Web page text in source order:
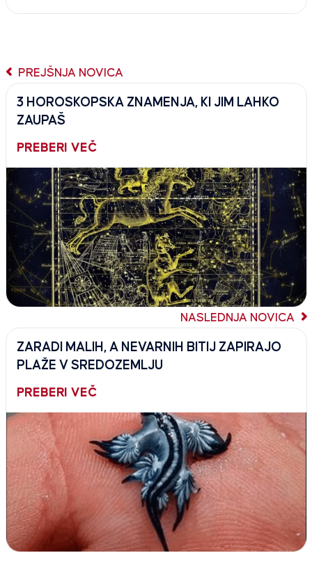
PREJŠNJA NOVICA
3 HOROSKOPSKA ZNAMENJA, KI JIM LAHKO
ZAUPAŠ
PREBERI VEČ
NASLEDNJA NOVICA
ZARADI MALIH, A NEVARNIH BITIJ ZAPIRAJO
PLAŽE V SREDOZEMLJU
PREBERI VEČ